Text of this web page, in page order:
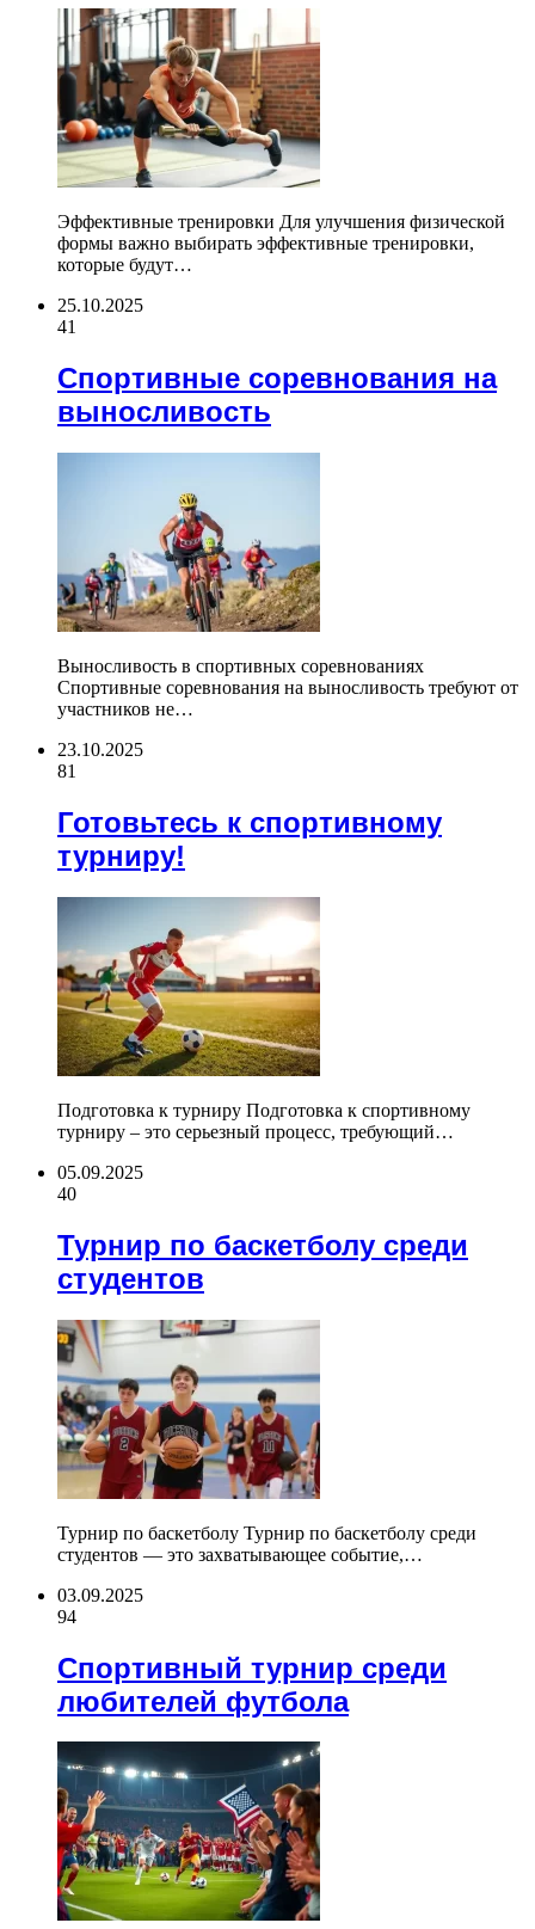
Эффективные тренировки Для улучшения физической
формы важно выбирать эффективные тренировки,
которые будут…
25.10.2025
41
Спортивные соревнования на
выносливость
Выносливость в спортивных соревнованиях
Спортивные соревнования на выносливость требуют от
участников не…
23.10.2025
81
Готовьтесь к спортивному
турниру!
Подготовка к турниру Подготовка к спортивному
турниру – это серьезный процесс, требующий…
05.09.2025
40
Турнир по баскетболу среди
студентов
Турнир по баскетболу Турнир по баскетболу среди
студентов — это захватывающее событие,…
03.09.2025
94
Спортивный турнир среди
любителей футбола